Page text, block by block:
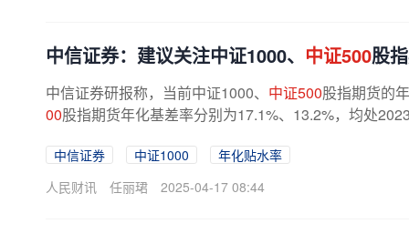
中信证券：建议关注中证1000、 中证500股
中信证券研报称，当前中证1000、 中证500股指期货的
00股指期货年化基差率分别为17.1%、13.2%，均处
中信证券 中证1000
年化贴水率
人民财讯
任丽珺 2025-04-17 08:44